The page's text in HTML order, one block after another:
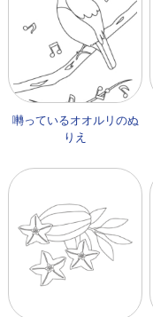
囀っているオオルリのぬ
りえ